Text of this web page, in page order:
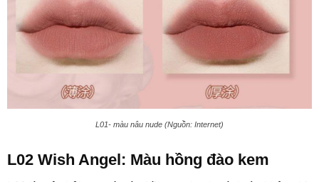
L01- màu nâu nude (Nguồn: Internet)
L02 Wish Angel: Màu hồng đào kem